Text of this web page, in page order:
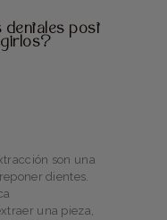
dentales post
son una
dientes.
una pieza,